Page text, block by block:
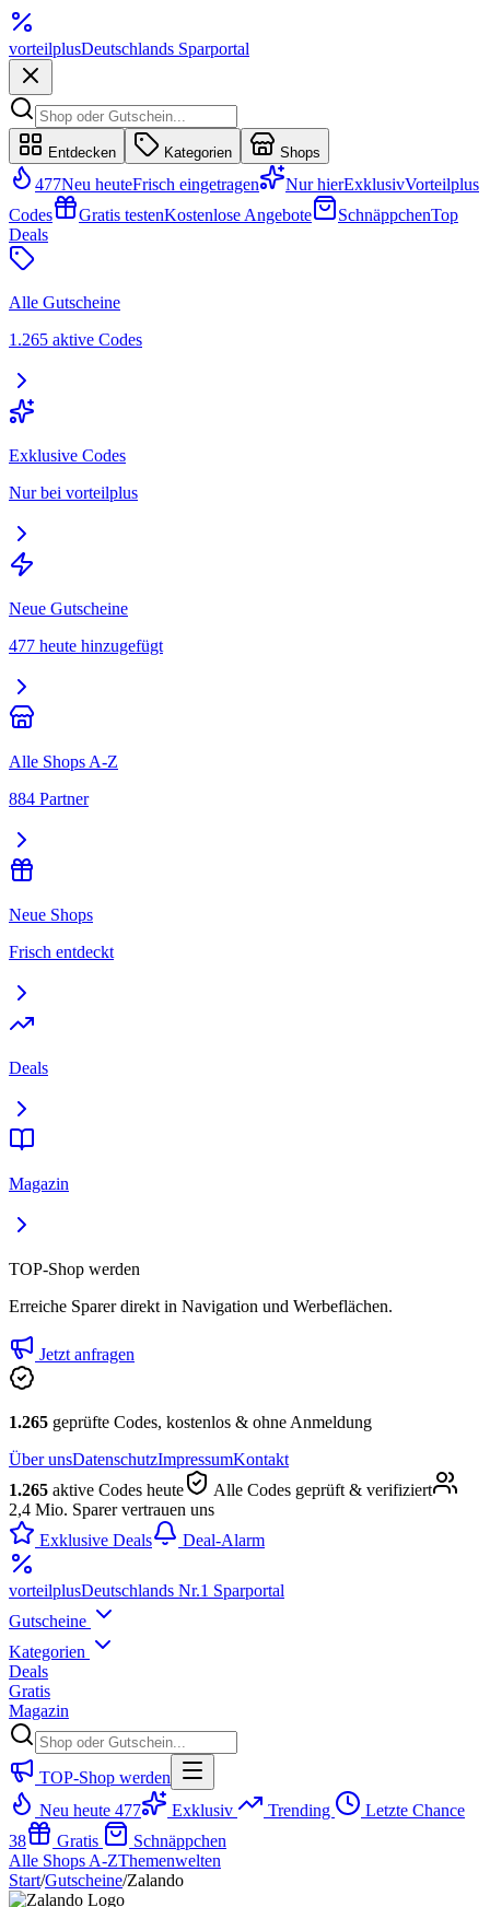
vorteilplusDeutschlands Sparportal
Entdecken Kategorien Shops
477Neu heuteFrisch eingetragen Nur hierExklusivVorteilplus
Codes
Gratis testenKostenlose Angebote SchnäppchenTop
Deals
Alle Gutscheine
1.265 aktive Codes
Exklusive Codes
Nur bei vorteilplus
Neue Gutscheine
477 heute hinzugefügt
Alle Shops A-Z
884 Partner
Neue Shops
Frisch entdeckt
Deals
Magazin
TOP-Shop werden
Erreiche Sparer direkt in Navigation und Werbeflächen.
Jetzt anfragen
1.265 geprüfte Codes, kostenlos & ohne Anmeldung
Über unsDatenschutzImpressumKontakt
1.265 aktive Codes heute
Alle Codes geprüft & verifiziert
2,4 Mio. Sparer vertrauen uns
Exklusive Deals
Deal-Alarm
vorteilplusDeutschlands Nr.1 Sparportal
Gutscheine
Kategorien
Deals
Gratis
Magazin
TOP-Shop werden
Neu heute 477 Exklusiv Trending
Letzte Chance
38
Gratis
Schnäppchen
Alle Shops A-ZThemenwelten
Start/Gutscheine/Zalando